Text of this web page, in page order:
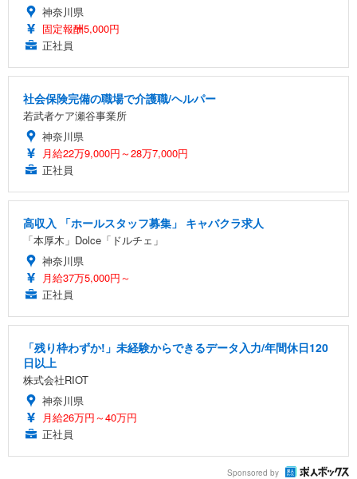
神奈川県
固定報酬5,000円
正社員
社会保険完備の職場で介護職/ヘルパー
若武者ケア瀬谷事業所
神奈川県
月給22万9,000円～28万7,000円
正社員
高収入 「ホールスタッフ募集」 キャバクラ求人
「本厚木」Dolce「ドルチェ」
神奈川県
月給37万5,000円～
正社員
「残り枠わずか!」未経験からできるデータ入力/年間休日120
日以上
株式会社RIOT
神奈川県
月給26万円～40万円
正社員
Sponsored by